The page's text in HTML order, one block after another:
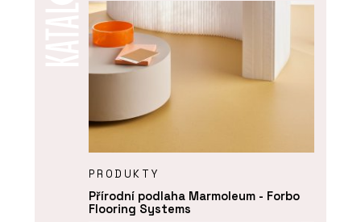
PRODUKTY
Přírodní podlaha Marmoleum - Forbo
Flooring Systems